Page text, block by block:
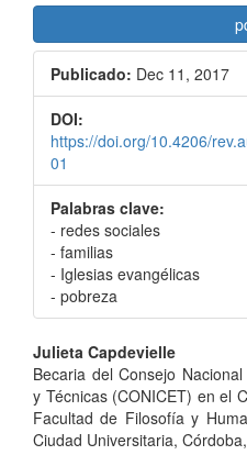
Publicado: Dec 11, 2017
DOI:
https://doi.org/10.4206/
01
Palabras clave:
- redes sociales
- familias
- Iglesias evangélicas
- pobreza
Contenido
principal
del
Julieta Capdevielle
Becaria del Consejo
y Técnicas (CONICET) en el
Facultad de Filosofía y
Ciudad Universitaria,